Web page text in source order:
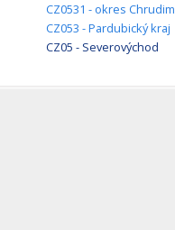
CZ0531 - okres Chrudim
CZ053 - Pardubický kraj
CZ05 - Severovýchod